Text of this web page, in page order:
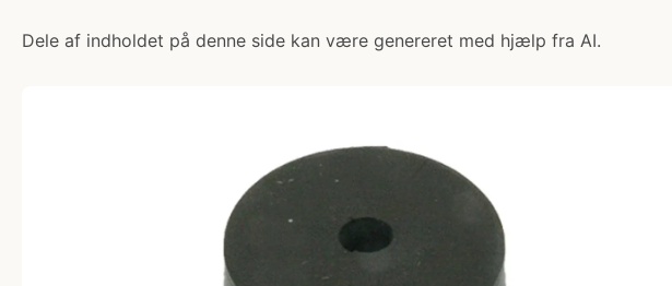
Dele af indholdet på denne side kan være genereret med hjælp fra AI.